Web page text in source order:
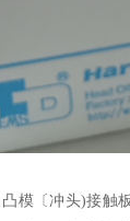
模〔冲头)接触